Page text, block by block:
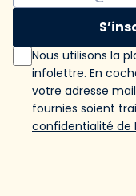
Nous utilisons la
infolettre. En
votre adresse
fournies soient
confidentialité de